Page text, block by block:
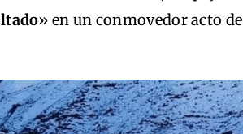
» en un conmovedor acto de